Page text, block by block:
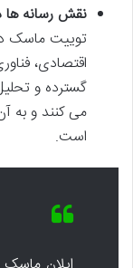
نقش رسانه ها
توییت ماسک
اقتصادی،
گسترده و
است.